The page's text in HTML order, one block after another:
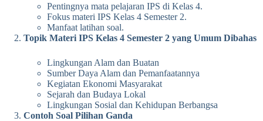
Pentingnya mata pelajaran IPS di Kelas 4.
Fokus materi IPS Kelas 4 Semester 2.
Manfaat latihan soal.
Topik Materi IPS Kelas 4 Semester 2 yang Umum Dibahas
Lingkungan Alam dan Buatan
Sumber Daya Alam dan Pemanfaatannya
Kegiatan Ekonomi Masyarakat
Sejarah dan Budaya Lokal
Lingkungan Sosial dan Kehidupan Berbangsa
Contoh Soal Pilihan Ganda